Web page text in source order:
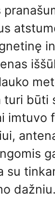
turi būti
imtuvo
su
dažniu.